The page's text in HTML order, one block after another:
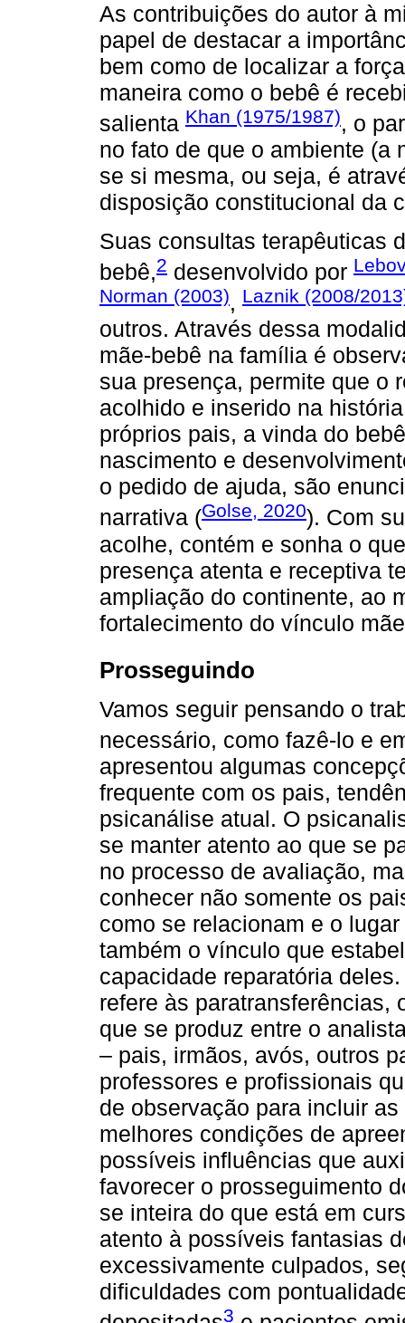
As contribuições do autor à
papel de destacar a
bem como de localizar a
maneira como o bebê é
salienta Khan (1975/1987), o
no fato de que o ambiente (a
se si mesma, ou seja, é
disposição constitucional da
Suas consultas terapêuticas
bebê,2 desenvolvido por
Norman (2003), Laznik (2008/
outros. Através dessa
mãe-bebê na família é
sua presença, permite que o
acolhido e inserido na
próprios pais, a vinda do
nascimento e
o pedido de ajuda, são
narrativa (Golse, 2020). Com
acolhe, contém e sonha o
presença atenta e receptiva
ampliação do continente, ao
fortalecimento do vínculo
Prosseguindo
Vamos seguir pensando o
necessário, como fazê-lo e
apresentou algumas
frequente com os pais,
psicanálise atual. O
se manter atento ao que se
no processo de avaliação,
conhecer não somente os
como se relacionam e o
também o vínculo que
capacidade reparatória
refere às paratransferências,
que se produz entre o
– pais, irmãos, avós, outros
professores e profissionais
de observação para incluir
melhores condições de
possíveis influências que
favorecer o prosseguimento
se inteira do que está em
atento à possíveis fantasias
excessivamente culpados,
dificuldades com
3